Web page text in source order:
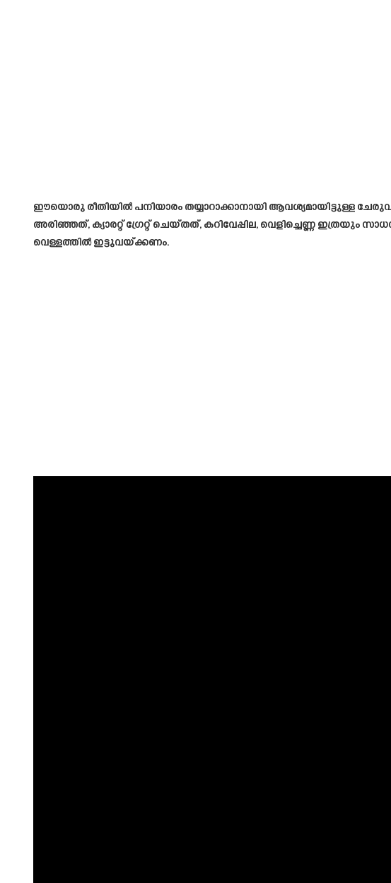
ഈയൊരു രീതിയിൽ പനിയാരം തയ്യാറാക്കാനായി ആവശ്യമായിട്ടുള്ള
അരിഞ്ഞത്, ക്യാരറ്റ് ഗ്രേറ്റ് ചെയ്തത്, കറിവേപ്പില, വെളിച്ചെണ്ണ
വെള്ളത്തിൽ ഇട്ടുവയ്ക്കണം.